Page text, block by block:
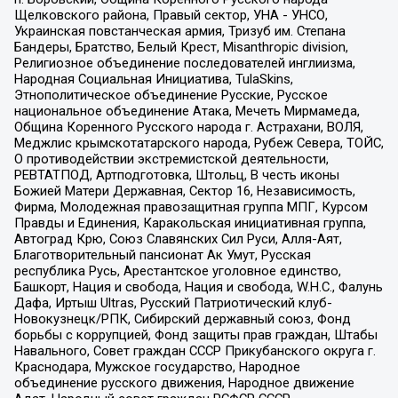
Щелковского района, Правый сектор, УНА - УНСО,
Украинская повстанческая армия, Тризуб им. Степана
Бандеры, Братство, Белый Крест, Misanthropic division,
Религиозное объединение последователей инглиизма,
Народная Социальная Инициатива, TulaSkins,
Этнополитическое объединение Русские, Русское
национальное объединение Атака, Мечеть Мирмамеда,
Община Коренного Русского народа г. Астрахани, ВОЛЯ,
Меджлис крымскотатарского народа, Рубеж Севера, ТОЙС,
О противодействии экстремистской деятельности,
РЕВТАТПОД, Артподготовка, Штольц, В честь иконы
Божией Матери Державная, Сектор 16, Независимость,
Фирма, Молодежная правозащитная группа МПГ, Курсом
Правды и Единения, Каракольская инициативная группа,
Автоград Крю, Союз Славянских Сил Руси, Алля-Аят,
Благотворительный пансионат Ак Умут, Русская
республика Русь, Арестантское уголовное единство,
Башкорт, Нация и свобода, Нация и свобода, W.H.С., Фалунь
Дафа, Иртыш Ultras, Русский Патриотический клуб-
Новокузнецк/РПК, Сибирский державный союз, Фонд
борьбы с коррупцией, Фонд защиты прав граждан, Штабы
Навального, Совет граждан СССР Прикубанского округа г.
Краснодара, Мужское государство, Народное
объединение русского движения, Народное движение